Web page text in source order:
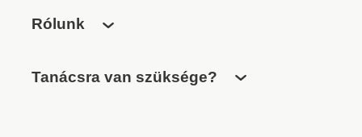
Rólunk
Tanácsra van szüksége?